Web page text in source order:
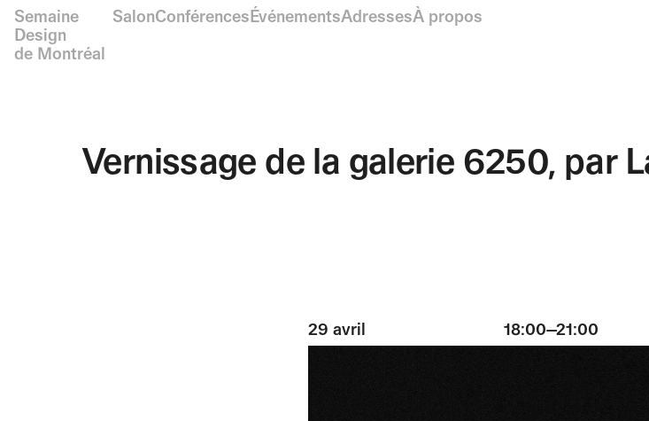
Semaine
Design
de Montréal
SalonConférences ÉvénementsAdressesÀ propos
Vernissage de la galerie 6250, par
29 avril 18:00—21:00